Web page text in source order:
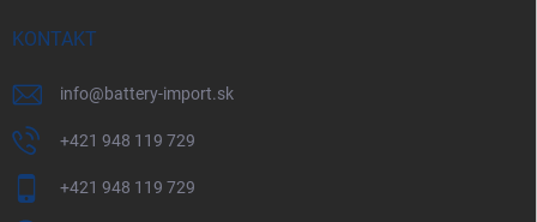
KONTAKT
info@battery-import.sk
+421 948 119 729
+421 948 119 729